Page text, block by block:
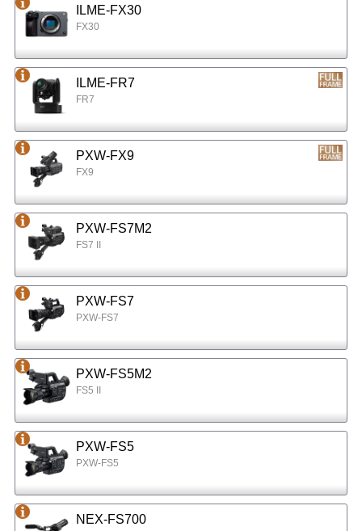
ILME-FX30
FX30
ILME-FR7
FR7
PXW-FX9
FX9
PXW-FS7M2
FS7 II
PXW-FS7
PXW-FS7
PXW-FS5M2
FS5 II
PXW-FS5
PXW-FS5
NEX-FS700